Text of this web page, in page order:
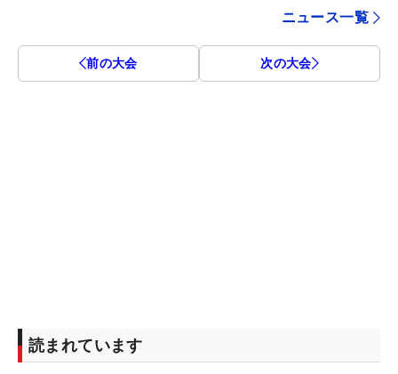
ニュース一覧
前の大会 次の大会
読まれています